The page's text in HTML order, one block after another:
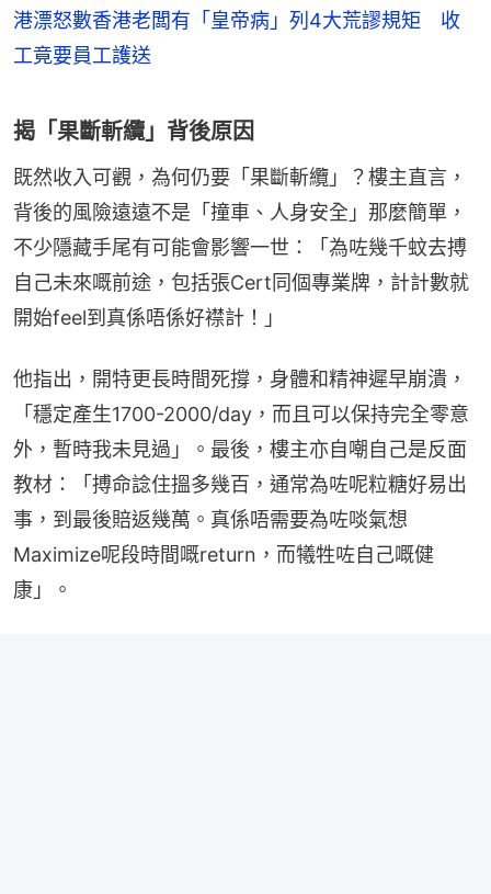
港漂怒數香港老闆有「皇帝病」列4大荒謬規矩 收
工竟要員工護送
揭「果斷斬纜」背後原因
既然收入可觀，為何仍要「果斷斬纜」？樓主直言，
背後的風險遠遠不是「撞車、人身安全」那麼簡單，
不少隱藏手尾有可能會影響一世：「為咗幾千蚊去搏
自己未來嘅前途，包括張Cert同個專業牌，計計數就
開始feel到真係唔係好襟計！」
他指出，開特更長時間死撐，身體和精神遲早崩潰，
「穩定產生1700-2000/day，而且可以保持完全零意
外，暫時我未見過」。最後，樓主亦自嘲自己是反面
教材：「搏命諗住搵多幾百，通常為咗呢粒糖好易出
事，到最後賠返幾萬。真係唔需要為咗啖氣想
Maximize呢段時間嘅return，而犧牲咗自己嘅健
康」。